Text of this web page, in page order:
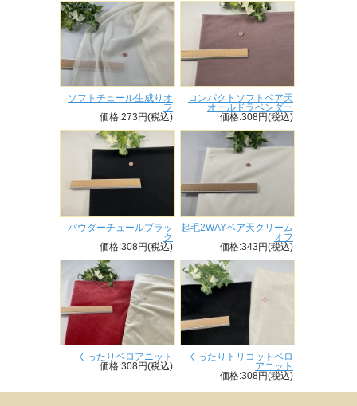
ソフトチュール生成りオ
フ
価格:273円(税込)
コンパクトソフトベア天
オールドラベンダー
価格:308円(税込)
パウダーチュールブラッ
ク
価格:308円(税込)
起毛2WAYベア天クリーム
オフ
価格:343円(税込)
くったりベロアニット
価格:308円(税込)
くったりトリコットベロ
アニット
価格:308円(税込)